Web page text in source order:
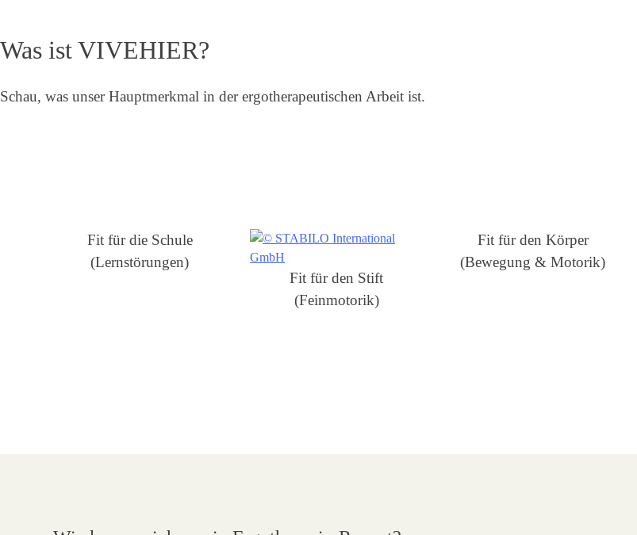
Was ist VIVEHIER?
Schau, was unser Hauptmerkmal in der ergotherapeutischen Arbeit ist.
Fit für die Schule
(Lernstörungen)
Fit für den Stift
(Feinmotorik)
Fit für den Körper
(Bewegung & Motorik)